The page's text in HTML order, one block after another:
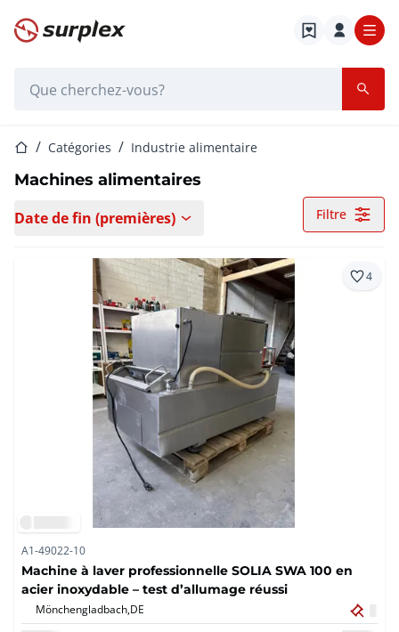
Page d'accueil
Page d'accueil
Catégories Industrie alimentaire
Machines alimentaires
Date de fin (premières) Filtre
4
A1-49022-10
Machine à laver professionnelle SOLIA SWA 100 en
acier inoxydable – test d’allumage réussi
Mönchengladbach,DE